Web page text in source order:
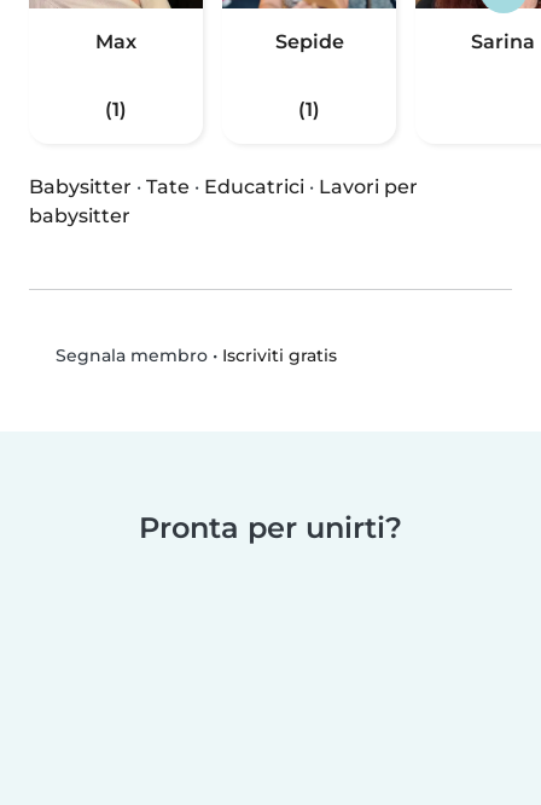
Max
(1)
Sepide
(1)
Sarina
Babysitter · Tate · Educatrici · Lavori per
babysitter
Segnala membro• Iscriviti gratis
Pronta per unirti?